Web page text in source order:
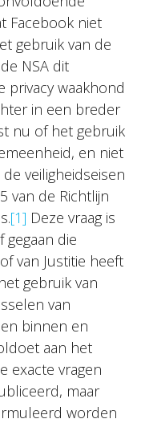
Facebook niet
gebruik van de
NSA dit
privacy waakhond
in een breder
nu of het gebruik
en niet
veiligheidseisen
van de Richtlijn
[1] Deze vraag is
die
van Justitie heeft
gebruik van
van
binnen en
aan het
exacte vragen
maar
worden